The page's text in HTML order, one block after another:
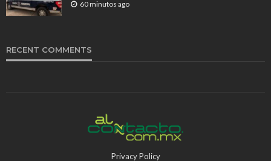
60 minutos ago
RECENT COMMENTS
Privacy Policy